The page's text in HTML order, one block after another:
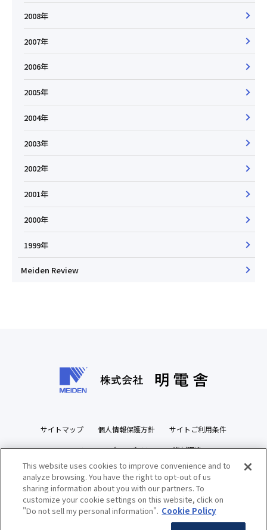
2008年
2007年
2006年
2005年
2004年
2003年
2002年
2001年
2000年
1999年
Meiden Review
サイトマップ 個人情報保護方針 サイトご利用条件
ソーシャルメディアポリシー 資材調達
ビジネスパートナーズサイト
This website uses cookies to improve convenience and to
analyze browsing. You have the right to opt-out of us
sharing information about you with our partners. To
customize your cookie settings on this website, click on
"Do not sell my personal information". Cookie Policy